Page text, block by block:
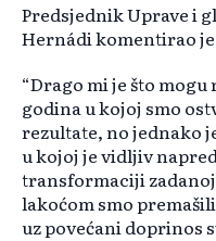
Predsjednik Uprave i
Hernádi komentirao
“Drago mi je što mogu
godina u kojoj smo
rezultate, no jednako
u kojoj je vidljiv
transformaciji zadanoj
lakoćom smo
uz povećani doprinos